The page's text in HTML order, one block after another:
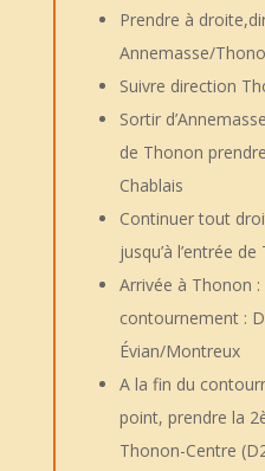
Prendre à
Annemasse/
Suivre direction
Sortir
de Thonon
Chablais
Continuer tout
jusqu’à l’entrée
Arrivée à Thonon :
contournement :
Évian/Montreux
A la fin du
point, prendre la
Thonon-Centre